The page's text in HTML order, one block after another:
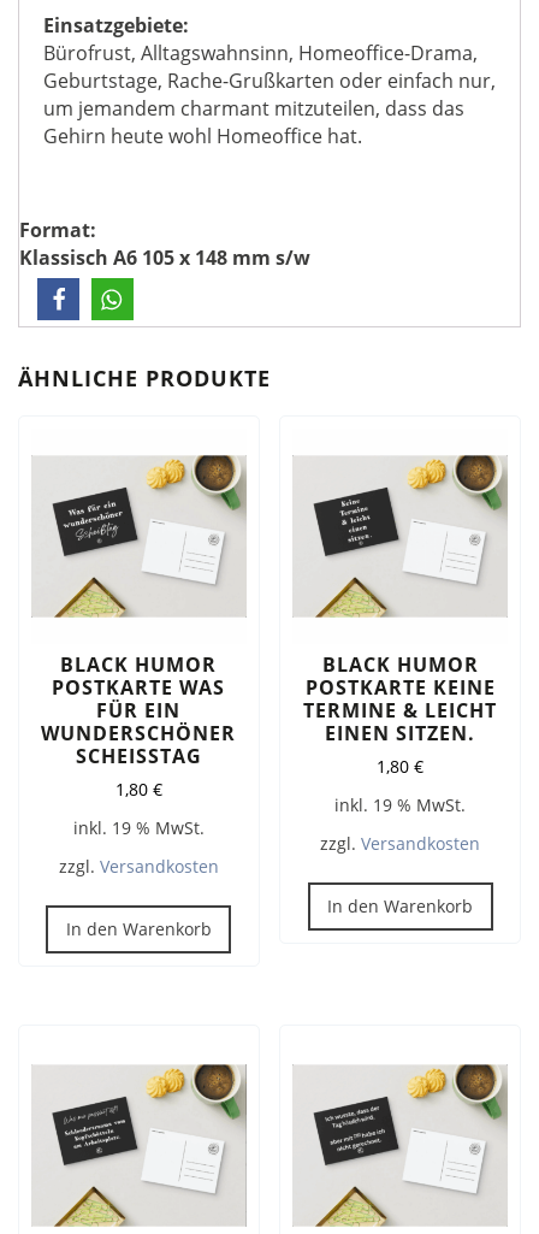
Einsatzgebiete:
Bürofrust, Alltagswahnsinn, Homeoffice-Drama,
Geburtstage, Rache-Grußkarten oder einfach nur,
um jemandem charmant mitzuteilen, dass das
Gehirn heute wohl Homeoffice hat.
Format:
Klassisch A6 105 x 148 mm s/w
ÄHNLICHE PRODUKTE
BLACK HUMOR
POSTKARTE WAS
FÜR EIN
WUNDERSCHÖNER
SCHEISSTAG
1,80 €
inkl. 19 % MwSt.
zzgl. Versandkosten
In den Warenkorb
BLACK HUMOR
POSTKARTE KEINE
TERMINE & LEICHT
EINEN SITZEN.
1,80€
inkl. 19 % MwSt.
zzgl.Versandkosten
In den Warenkorb